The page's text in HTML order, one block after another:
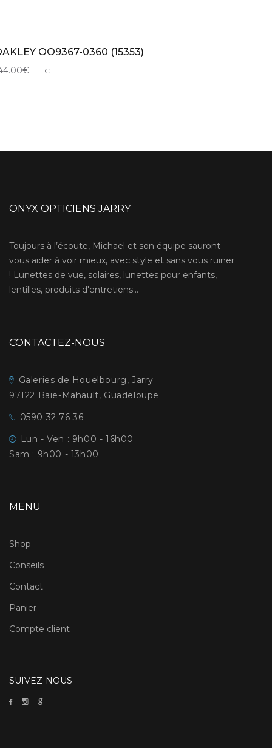
OO9367-0360 (15353)
€ TTC
ONYX OPTICIENS JARRY
Toujours à l’écoute, Michael et son équipe sauront
vous aider à voir mieux, avec style et sans vous ruiner
! Lunettes de vue, solaires, lunettes pour enfants,
lentilles, produits d'entretiens...
CONTACTEZ-NOUS
Galeries de Houelbourg, Jarry
97122 Baie-Mahault, Guadeloupe
0590 32 76 36
Lun - Ven : 9h00 - 16h00
Sam : 9h00 - 13h00
MENU
Shop
Conseils
Contact
Panier
Compte client
SUIVEZ-NOUS